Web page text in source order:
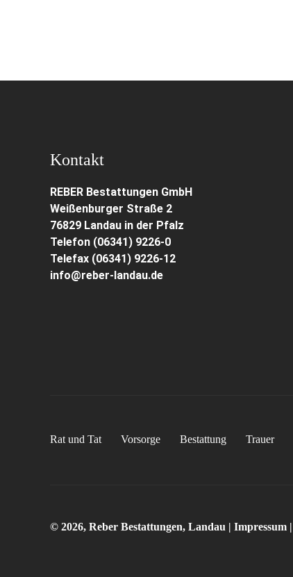
Kontakt
REBER Bestattungen GmbH
Weißenburger Straße 2
76829 Landau in der Pfalz
Telefon (06341) 9226-0
Telefax (06341) 9226-12
info@reber-landau.de
Rat und Tat Vorsorge Bestattung Trauer
© 2026, Reber Bestattungen, Landau | Impressum |